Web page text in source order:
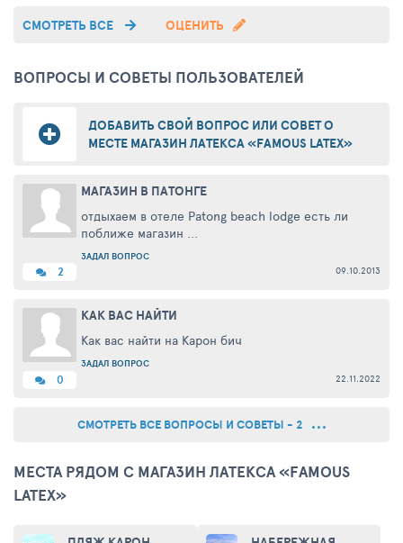
СМОТРЕТЬ ВСЕ ОЦЕНИТЬ
ВОПРОСЫ И СОВЕТЫ ПОЛЬЗОВАТЕЛЕЙ
ДОБАВИТЬ СВОЙ ВОПРОС ИЛИ СОВЕТ О
МЕСТЕ МАГАЗИН ЛАТЕКСА «FAMOUS LATEX»
09.10.2013
МАГАЗИН В ПАТОНГЕ
отдыхаем в отеле Patong beach lodge есть ли
поближе магазин ...
ЗАДАЛ ВОПРОС
2
22.11.2022
КАК ВАС НАЙТИ
Как вас найти на Карон бич
ЗАДАЛ ВОПРОС
0
СМОТРЕТЬ ВСЕ ВОПРОСЫ И СОВЕТЫ - 2
МЕСТА РЯДОМ С МАГАЗИН ЛАТЕКСА «FAMOUS
LATEX»